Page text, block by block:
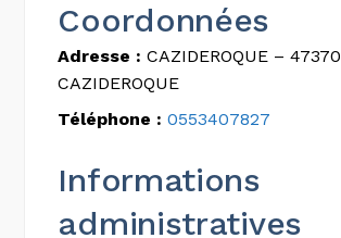
Coordonnées
Adresse : CAZIDEROQUE – 47370
CAZIDEROQUE
Téléphone : 0553407827
Informations
administratives